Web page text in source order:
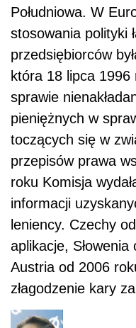
Południowa. W
stosowania polityki
przedsiębiorców
która 18 lipca 1996
sprawie
pieniężnych w
toczących się w
przepisów prawa
roku Komisja
informacji
leniency. Czechy
aplikacje,
Austria od 2006
złagodzenie kary